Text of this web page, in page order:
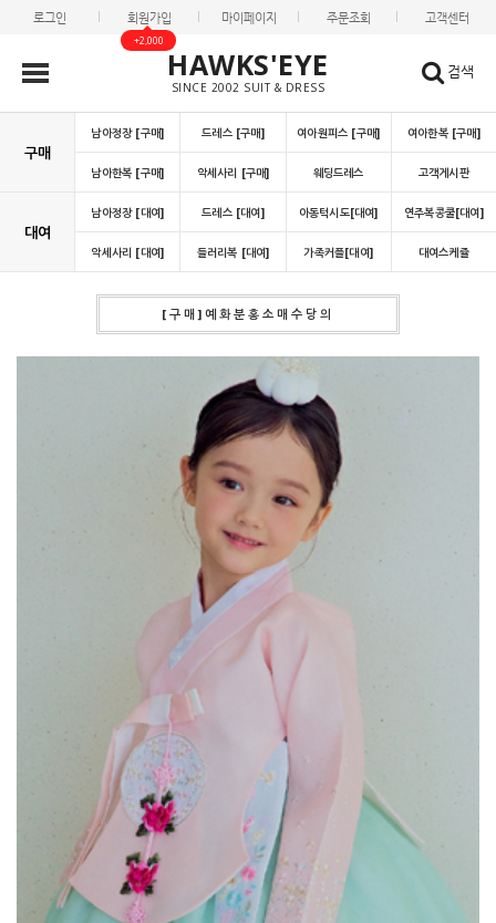
로그인 회원가입
+2,000
마이페이지 주문조회 고객센터
HAWKS'EYE
SINCE 2002 SUIT & DRESS
검색
구매
남아정장 [구매] 드레스 [구매] 여아원피스 [구매] 여아한복 [구매]
남아한복 [구매] 악세사리 [구매] 웨딩드레스 고객게시판
대여
남아정장 [대여] 드레스 [대여] 아동턱시도[대여] 연주복콩쿨[대여]
악세사리 [대여] 들러리복 [대여] 가족커플[대여] 대여스케쥴
[구매]예화분홍소매수당의